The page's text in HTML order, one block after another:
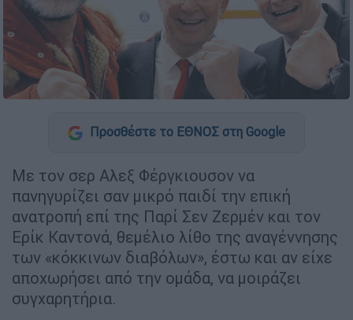
Προσθέστε το ΕΘΝΟΣ στη Google
Mε τον σερ Αλεξ Φέργκιουσον να
πανηγυρίζει σαν µικρό παιδί την επική
ανατροπή επί της Παρί Σεν Ζερµέν και τον
Ερίκ Καντονά, θεµέλιο λίθο της αναγέννησης
των «κόκκινων διαβόλων», έστω και αν είχε
αποχωρήσει από την οµάδα, να µοιράζει
συγχαρητήρια.